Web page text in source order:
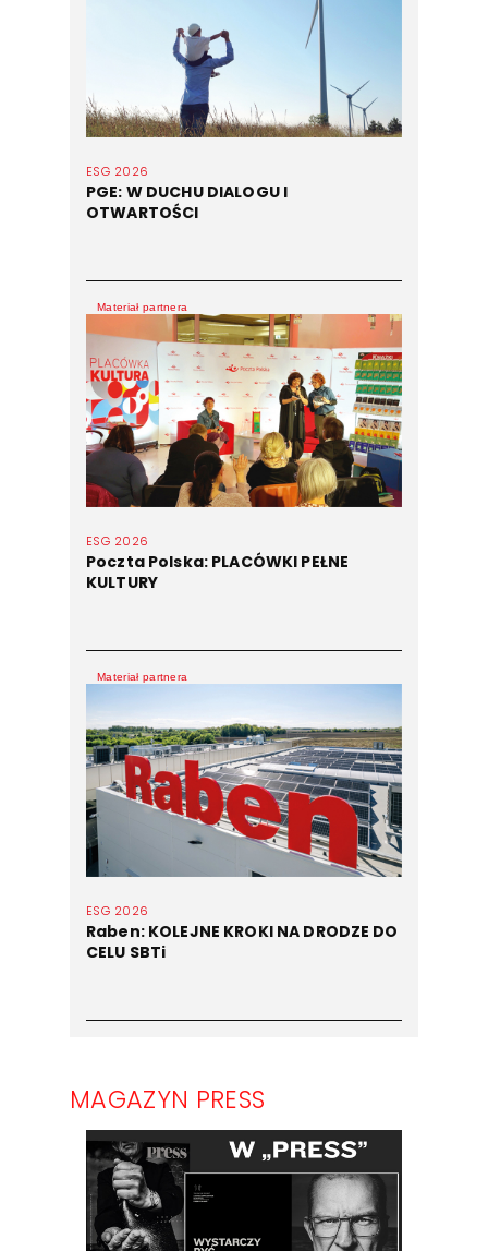
ESG 2026
PGE: W DUCHU DIALOGU I
OTWARTOŚCI
ESG 2026
Poczta Polska: PLACÓWKI PEŁNE
KULTURY
Materiał partnera
ESG 2026
Raben: KOLEJNE KROKI NA DRODZE DO
CELU SBTi
Materiał partnera
MAGAZYN PRESS